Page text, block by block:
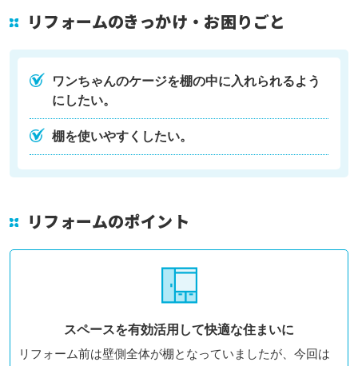
リフォームのきっかけ・お困りごと
ワンちゃんのケージを棚の中に入れられるよう
にしたい。
棚を使いやすくしたい。
リフォームのポイント
スペースを有効活用して快適な住まいに
リフォーム前は壁側全体が棚となっていましたが、今回は